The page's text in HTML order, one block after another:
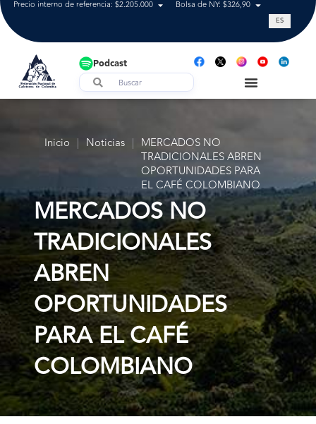
Precio interno de referencia: $2.205.000 Bolsa de NY: $326,90 Tasa de
ES
Podcast
Inicio | Noticias | MERCADOS NO
TRADICIONALES ABREN
OPORTUNIDADES PARA
EL CAFÉ COLOMBIANO
MERCADOS NO
TRADICIONALES
ABREN
OPORTUNIDADES
PARA EL CAFÉ
COLOMBIANO